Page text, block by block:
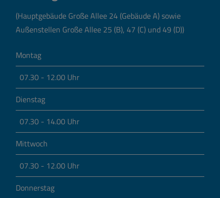
(Hauptgebäude Große Allee 24 (Gebäude A) sowie
Außenstellen Große Allee 25 (B), 47 (C) und 49 (D))
Montag
07.30 - 12.00 Uhr
Dienstag
07.30 - 14.00 Uhr
Mittwoch
07.30 - 12.00 Uhr
Donnerstag